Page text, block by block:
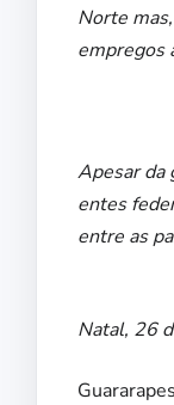
Norte
empregos
Apesar da
entes
entre as
Natal, 26